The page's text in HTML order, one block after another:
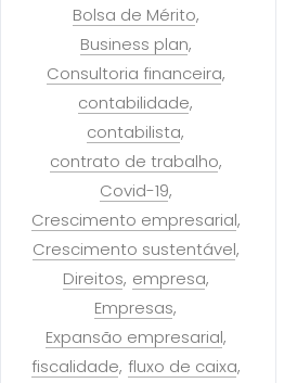
Bolsa de Mérito
Business plan
Consultoria financeira
contabilidade
contabilista
contrato de trabalho
Covid-19
Crescimento empresarial
Crescimento sustentável
Direitos empresa
Empresas
Expansão empresarial
fiscalidade fluxo de caixa